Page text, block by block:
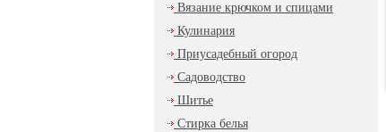
Вязание крючком и спицами
Кулинария
Приусадебный огород
Садоводство
Шитье
Стирка белья